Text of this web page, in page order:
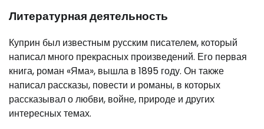
Литературная деятельность
Куприн был известным русским писателем, который
написал много прекрасных произведений. Его первая
книга, роман «Яма», вышла в 1895 году. Он также
написал рассказы, повести и романы, в которых
рассказывал о любви, войне, природе и других
интересных темах.